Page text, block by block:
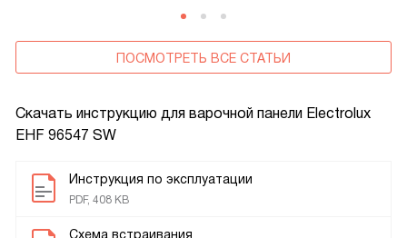
Скачать инструкцию для варочной панели Electrolux
EHF 96547 SW
Инструкция по эксплуатации
PDF, 408 KB
Схема встраивания
ПОСМОТРЕТЬ ВСЕ СТАТЬИ